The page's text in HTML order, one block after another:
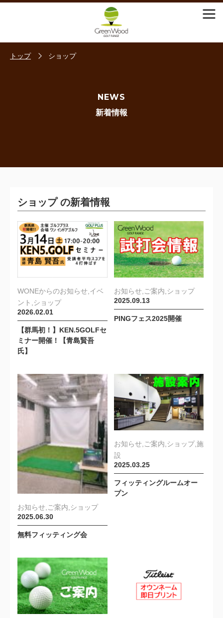
トップ ショップ
NEWS
新着情報
ショップ の新着情報
WONEからのお知らせ,イベ
ント,ショップ
2026.02.01
【群馬初！】KEN.5GOLFセ
ミナー開催！【青島賢吾
氏】
お知らせ,ご案内,ショップ
2025.09.13
PINGフェス2025開催
お知らせ,ご案内,ショップ
2025.06.30
無料フィッティング会
お知らせ,ご案内,ショップ,施
設
2025.03.25
フィッティングルームオー
プン